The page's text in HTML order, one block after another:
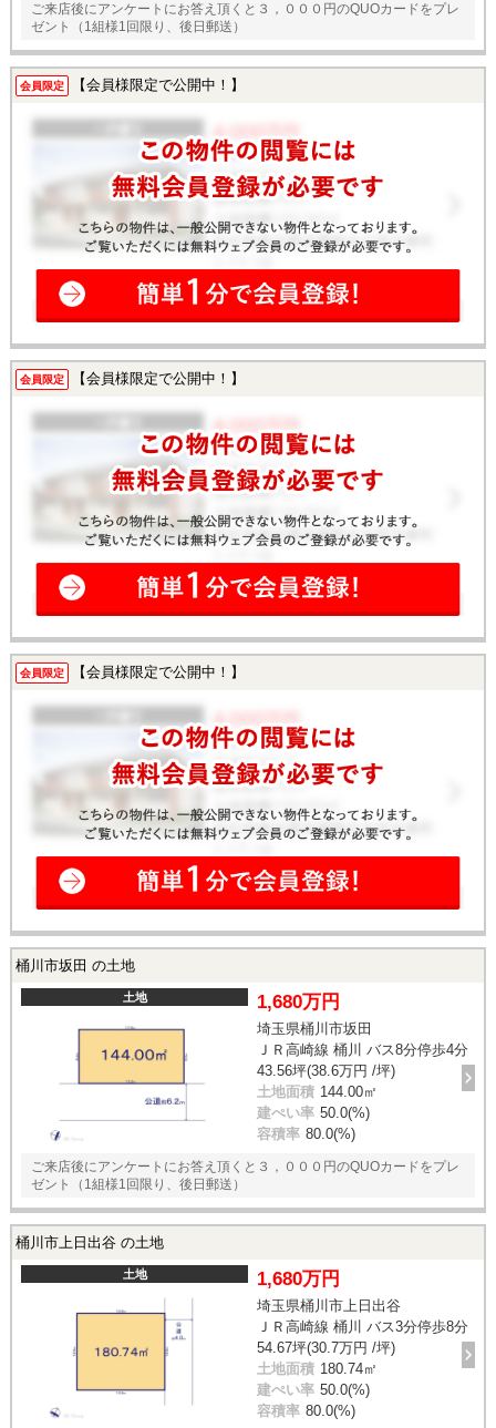
ご来店後にアンケートにお答え頂くと３，０００円のQUOカードをプレ
ゼント（1組様1回限り、後日郵送）
会員限定 【会員様限定で公開中！】
会員限定 【会員様限定で公開中！】
会員限定 【会員様限定で公開中！】
桶川市坂田 の土地
土地 1,680万円
埼玉県桶川市坂田
ＪＲ高崎線 桶川 バス8分停歩4分
43.56坪(38.6万円 /坪)
土地面積 144.00㎡
建ぺい率 50.0(%)
容積率 80.0(%)
ご来店後にアンケートにお答え頂くと３，０００円のQUOカードをプレ
ゼント（1組様1回限り、後日郵送）
桶川市上日出谷 の土地
土地 1,680万円
埼玉県桶川市上日出谷
ＪＲ高崎線 桶川 バス3分停歩8分
54.67坪(30.7万円 /坪)
土地面積 180.74㎡
建ぺい率 50.0(%)
容積率 80.0(%)